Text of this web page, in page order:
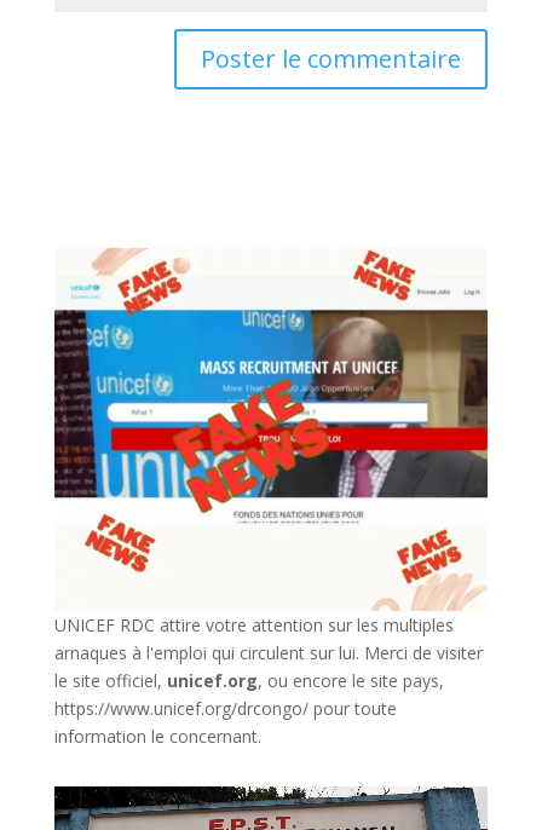
UNICEF RDC attire votre attention sur les multiples
arnaques à l'emploi qui circulent sur lui. Merci de visiter
le site officiel, unicef.org, ou encore le site pays,
https://www.unicef.org/drcongo/pour toute
information le concernant.